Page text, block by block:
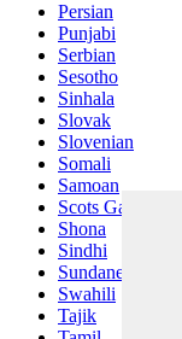
Persian
Punjabi
Serbian
Sesotho
Sinhala
Slovak
Slovenian
Somali
Samoan
Scots Gaelic
Shona
Sindhi
Sundanese
Swahili
Tajik